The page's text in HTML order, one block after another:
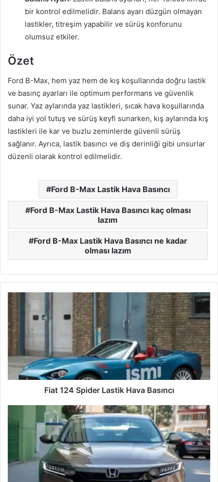
bir kontrol edilmelidir. Balans ayarı düzgün olmayan
lastikler, titreşim yapabilir ve sürüş konforunu
olumsuz etkiler.
Özet
Ford B-Max, hem yaz hem de kış koşullarında doğru lastik
ve basınç ayarları ile optimum performans ve güvenlik
sunar. Yaz aylarında yaz lastikleri, sıcak hava koşullarında
daha iyi yol tutuş ve sürüş keyfi sunarken, kış aylarında kış
lastikleri ile kar ve buzlu zeminlerde güvenli sürüş
sağlanır. Ayrıca, lastik basıncı ve diş derinliği gibi unsurlar
düzenli olarak kontrol edilmelidir.
Ford B-Max Lastik Hava Basıncı
Ford B-Max Lastik Hava Basıncı kaç olması
lazım
Ford B-Max Lastik Hava Basıncı ne kadar
olması lazım
Fiat
Lastik
Hava
Basıncı
Fiat 124 Spider Lastik Hava Basıncı
Accord
Lastik